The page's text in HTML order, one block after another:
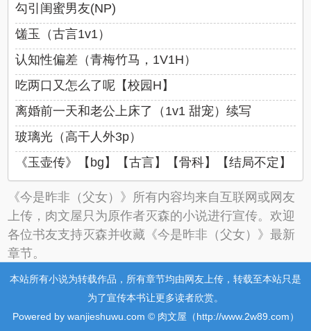
勾引闺蜜男友(NP)
馐玉（古言1v1）
认知性偏差（青梅竹马，1V1H）
吃两口又怎么了呢【校园H】
离婚前一天和老公上床了（1v1 甜宠）续写
玻璃光（高干人外3p）
《玉壶传》【bg】【古言】【骨科】【结局不定】
《今是昨非（父女）》所有内容均来自互联网或网友
上传，肉文屋只为原作者灭森的小说进行宣传。欢迎
各位书友支持灭森并收藏《今是昨非（父女）》最新
章节。
本站所有小说为转载作品，所有章节均由网友上传，转载至本站只是
为了宣传本书让更多读者欣赏。
Powered by wanjieshuwu.com © 肉文屋（http://www.2w89.com）